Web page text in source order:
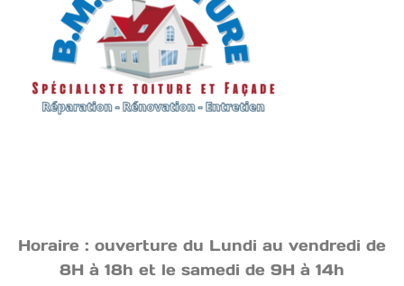
Horaire : ouverture du Lundi au vendredi de
8H à 18h et le samedi de 9H à 14h